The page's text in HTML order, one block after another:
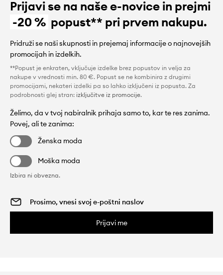
Prijavi se na naše e-novice in prejmi
-20 % popust** pri prvem nakupu.
Pridruži se naši skupnosti in prejemaj informacije o najnovejših
promocijah in izdelkih.
**Popust je enkraten, vključuje izdelke brez popustov in velja za
nakupe v vrednosti min. 80 €. Popust se ne kombinira z drugimi
promocijami, nekateri izdelki pa so lahko izključeni iz popusta. Za
podrobnosti glej stran: izključitve iz promocije.
Želimo, da v tvoj nabiralnik prihaja samo to, kar te res zanima.
Povej, ali te zanima:
Ženska moda
Moška moda
Izbira ni obvezna.
Prijavi me